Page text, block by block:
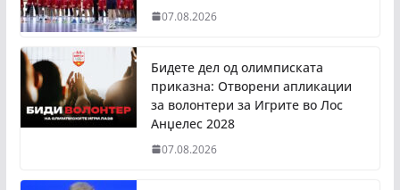
07.08.2026
Бидете дел од олимписката
приказна: Отворени апликации
за волонтери за Игрите во Лос
Анџелес 2028
07.08.2026